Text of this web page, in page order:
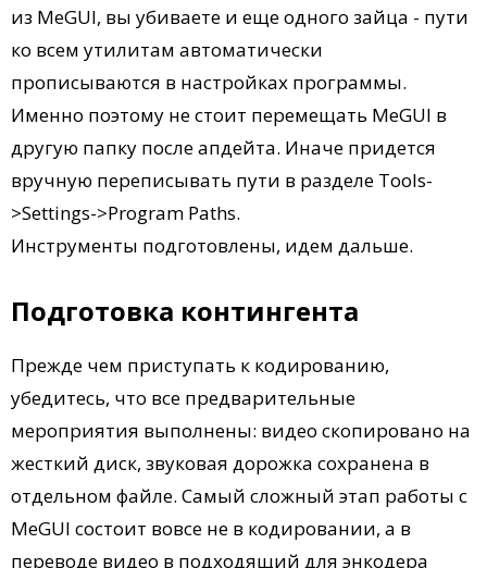
из MeGUI, вы убиваете и еще одного зайца - пути
ко всем утилитам автоматически
прописываются в настройках программы.
Именно поэтому не стоит перемещать MeGUI в
другую папку после апдейта. Иначе придется
вручную переписывать пути в разделе Tools-
>Settings->Program Paths.
Инструменты подготовлены, идем дальше.
Подготовка контингента
Прежде чем приступать к кодированию,
убедитесь, что все предварительные
мероприятия выполнены: видео скопировано на
жесткий диск, звуковая дорожка сохранена в
отдельном файле. Самый сложный этап работы с
MeGUI состоит вовсе не в кодировании, а в
переводе видео в подходящий для энкодера